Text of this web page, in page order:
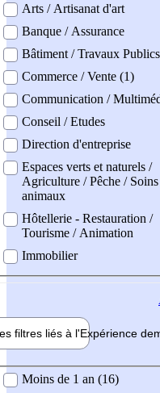
Arts / Artisanat d'art
Banque / Assurance
Bâtiment / Travaux Publics
Commerce / Vente (1)
Communication /
Conseil / Etudes
Direction d'entreprise
Espaces verts et naturels /
Agriculture / Pêche /
animaux
Hôtellerie - Restauration /
Tourisme / Animation
Immobilier
filtres liés à l'Expérience
demandée
Moins de 1 an (16)